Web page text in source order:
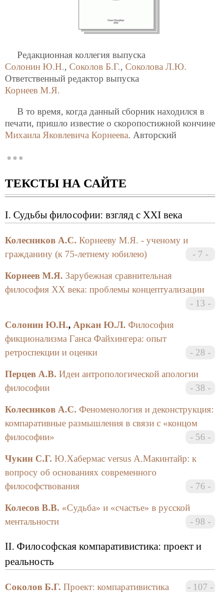
Редакционная коллегия выпуска
Солонин Ю.Н., Соколов Б.Г., Соколова Л.Ю.
Ответственный редактор выпуска
Корнеев М.Я.
В то время, когда данный сборник находился в
печати, пришло известие о скоропостижной кончине
Михаила Яковлевича Корнеева. Авторский
общество выражают глубокую скорбь и искреннее
философа, чьи идеи и труды навсегда останутся
достоянием философской мысли.
ТЕКСТЫ НА САЙТЕ
I. Судьбы философии: взгляд с XXI века
Колесников А.С. Корнееву М.Я. - ученому и
гражданину (к 75-летнему юбилею)
7
Корнеев М.Я. Зарубежная сравнительная
философия ХХ века: проблемы концептуализации
13
Солонин Ю.Н., Аркан Ю.Л. Философия
фикционализма Ганса Файхингера: опыт
ретроспекции и оценки
28
Перцев А.В. Идеи антропологической апологии
философии
38
Колесников А.С. Феноменология и деконструкция:
компаративные размышления в связи с «концом
философии»
56
Чукин С.Г. Ю.Хабермас versus А.Макинтайр: к
вопросу об основаниях современного
философствования
76
Колесов В.В. «Судьба» и «счастье» в русской
ментальности
98
II. Философская компаративистика: проект и
реальность
Соколов Б.Г. Проект: компаративистика 107